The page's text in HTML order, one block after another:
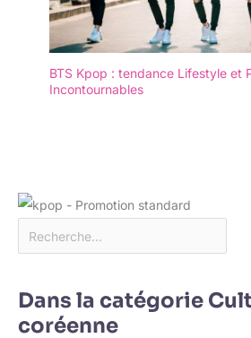
BTS Kpop : tendance Lifestyle et
Incontournables
Dans la catégorie
coréenne